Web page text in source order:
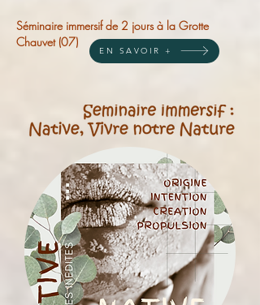
Séminaire immersif de 2 jours à la Grotte
Chauvet (07)
EN SAVOIR +